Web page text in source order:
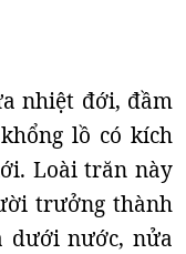
nhiệt đới, đầm
lồ có kích
Loài trăn này
trưởng thành
dưới nước, nửa